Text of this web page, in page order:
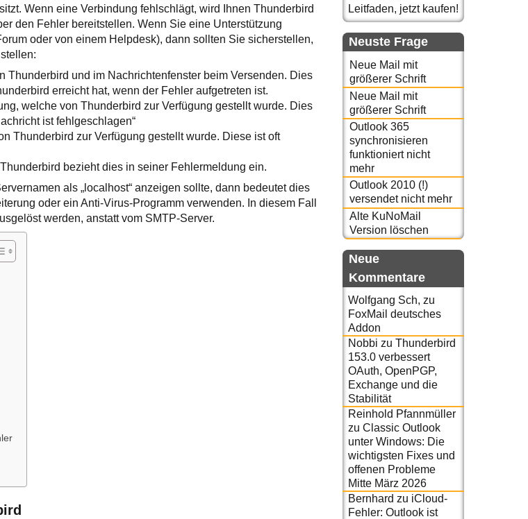
Wenn eine Verbindung fehlschlägt, wird Ihnen Thunderbird
den Fehler bereitstellen. Wenn Sie eine Unterstützung
oder von einem Helpdesk), dann sollten Sie sicherstellen,
Thunderbird und im Nachrichtenfenster beim Versenden. Dies
erreicht hat, wenn der Fehler aufgetreten ist.
welche von Thunderbird zur Verfügung gestellt wurde. Dies
ist fehlgeschlagen“
Thunderbird zur Verfügung gestellt wurde. Diese ist oft
bezieht dies in seiner Fehlermeldung ein.
als „localhost“ anzeigen sollte, dann bedeutet dies
oder ein Anti-Virus-Programm verwenden. In diesem Fall
werden, anstatt vom SMTP-Server.
Leitfaden, jetzt kaufen!
Neuste Frage
Neue Mail mit
größerer Schrift
Neue Mail mit
größerer Schrift
Outlook 365
synchronisieren
funktioniert nicht
mehr
Outlook 2010 (!)
versendet nicht mehr
Alte KuNoMail
Version löschen
Neue
Kommentare
Wolfgang Sch, zu
FoxMail deutsches
Addon
Nobbi zu Thunderbird
153.0 verbessert
OAuth, OpenPGP,
Exchange und die
Stabilität
Reinhold Pfannmüller
zu Classic Outlook
unter Windows: Die
wichtigsten Fixes und
offenen Probleme
Mitte März 2026
Bernhard zu iCloud-
Fehler: Outlook ist